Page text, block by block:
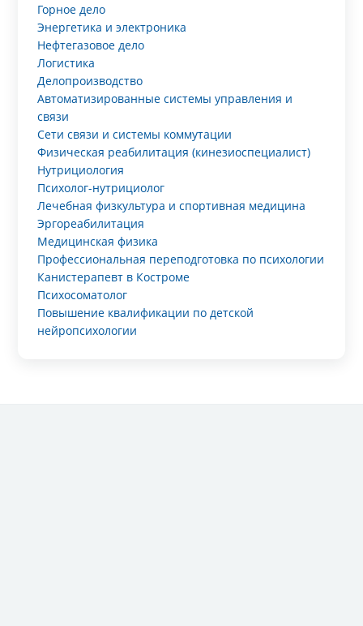
Горное дело
Энергетика и электроника
Нефтегазовое дело
Логистика
Делопроизводство
Автоматизированные системы управления и
связи
Сети связи и системы коммутации
Физическая реабилитация (кинезиоспециалист)
Нутрициология
Психолог-нутрициолог
Лечебная физкультура и спортивная медицина
Эргореабилитация
Медицинская физика
Профессиональная переподготовка по психологии
Канистерапевт в Костроме
Психосоматолог
Повышение квалификации по детской
нейропсихологии